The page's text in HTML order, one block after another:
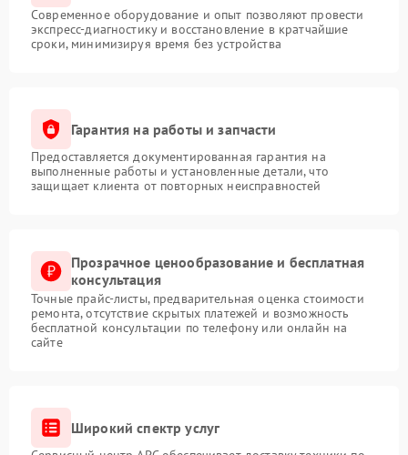
Современное оборудование и опыт позволяют провести
экспресс-диагностику и восстановление в кратчайшие
сроки, минимизируя время без устройства
Гарантия на работы и запчасти
Предоставляется документированная гарантия на
выполненные работы и установленные детали, что
защищает клиента от повторных неисправностей
Прозрачное ценообразование и бесплатная
консультация
Точные прайс-листы, предварительная оценка стоимости
ремонта, отсутствие скрытых платежей и возможность
бесплатной консультации по телефону или онлайн на
сайте
Широкий спектр услуг